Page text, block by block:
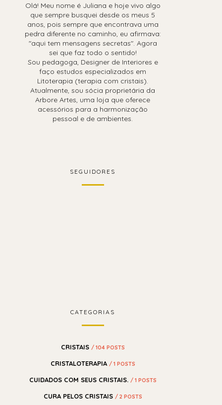
Olá! Meu nome é Juliana e hoje vivo algo
que sempre busquei desde os meus 5
anos, pois sempre que encontrava uma
pedra diferente no caminho, eu afirmava:
"aqui tem mensagens secretas". Agora
sei que faz todo o sentido!
Sou pedagoga, Designer de Interiores e
faço estudos especializados em
Litoterapia (terapia com cristais).
Atualmente, sou sócia proprietária da
Arbore Artes, uma loja que oferece
acessórios para a harmonização
pessoal e de ambientes.
SEGUIDORES
CATEGORIAS
CRISTAIS / 104 POSTS
CRISTALOTERAPIA / 1 POSTS
CUIDADOS COM SEUS CRISTAIS. / 1 POSTS
CURA PELOS CRISTAIS / 2 POSTS